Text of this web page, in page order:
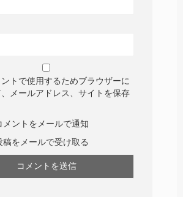
トで使用するためブラウザーに
メールアドレス、サイトを保存
メントをメールで通知
稿をメールで受け取る